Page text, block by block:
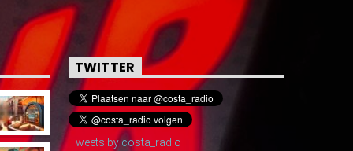
TWITTER
Tweets by costa_radio